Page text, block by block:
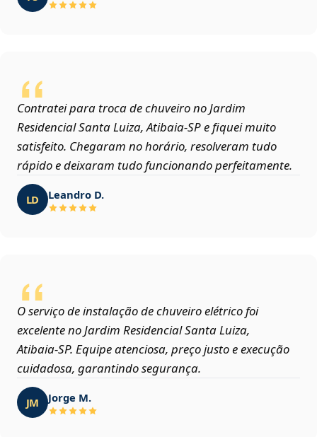
Contratei para troca de chuveiro no Jardim
Residencial Santa Luiza, Atibaia‑SP e fiquei muito
satisfeito. Chegaram no horário, resolveram tudo
rápido e deixaram tudo funcionando perfeitamente.
LD Leandro D.
O serviço de instalação de chuveiro elétrico foi
excelente no Jardim Residencial Santa Luiza,
Atibaia‑SP. Equipe atenciosa, preço justo e execução
cuidadosa, garantindo segurança.
JM Jorge M.